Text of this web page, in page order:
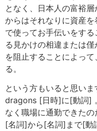
となく、日本人の富裕
からはそれなりに資産
で使ってお手伝いをす
る見かけの相違または
を阻止することによっ
る。
という方もいると思い
dragons [日時]に[動詞]
なく職場に通勤できた
[名詞]から[名詞]まで[動